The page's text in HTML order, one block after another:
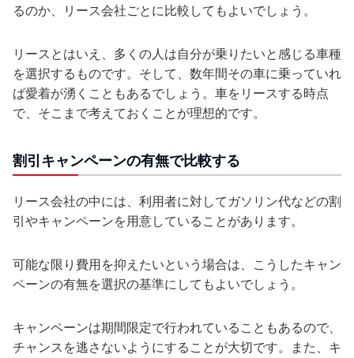
るのか、リース会社ごとに比較してもよいでしょう。
リースとはいえ、多くの人は自分が乗りたいと感じる車種
を選択するものです。そして、数年間その車に乗っていれ
ば愛着が湧くこともあるでしょう。車をリースする時点
で、そこまで考えておくことが理想的です。
割引キャンペーンの有無で比較する
リース会社の中には、利用者に対してガソリン代などの割
引やキャンペーンを用意していることがあります。
可能な限り費用を抑えたいという場合は、こうしたキャン
ペーンの有無を選択の基準にしてもよいでしょう。
キャンペーンは期間限定で行われていることもあるので、
チャンスを逃さないようにすることが大切です。また、キ